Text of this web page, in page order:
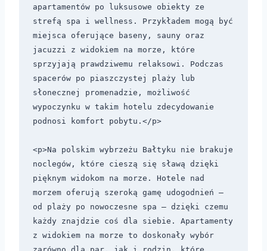
apartamentów po luksusowe obiekty ze
strefą spa i wellness. Przykładem mogą być
miejsca oferujące baseny, sauny oraz
jacuzzi z widokiem na morze, które
sprzyjają prawdziwemu relaksowi. Podczas
spacerów po piaszczystej plaży lub
słonecznej promenadzie, możliwość
wypoczynku w takim hotelu zdecydowanie
podnosi komfort pobytu.</p>
<p>Na polskim wybrzeżu Bałtyku nie brakuje
noclegów, które cieszą się sławą dzięki
pięknym widokom na morze. Hotele nad
morzem oferują szeroką gamę udogodnień –
od plaży po nowoczesne spa – dzięki czemu
każdy znajdzie coś dla siebie. Apartamenty
z widokiem na morze to doskonały wybór